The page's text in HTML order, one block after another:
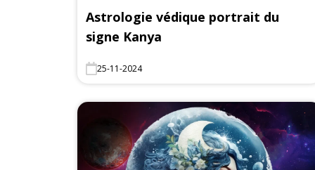
Astrologie védique portrait du
signe Kanya
25-11-2024